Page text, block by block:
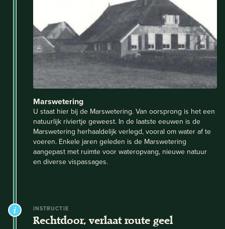
Marswetering
U staat hier bij de Marswetering. Van oorsprong is het een
natuurlijk riviertje geweest. In de laatste eeuwen is de
Marswetering herhaaldelijk verlegd, vooral om water af te
voeren. Enkele jaren geleden is de Marswetering
aangepast met ruimte voor wateropvang, nieuwe natuur
en diverse vispassages.
INSTRUCTIE
Rechtdoor, verlaat route geel